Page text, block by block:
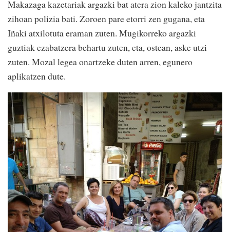
Makazaga kazetariak argazki bat atera zion kaleko jantzita
zihoan polizia bati. Zoroen pare etorri zen gugana, eta
Iñaki atxilotuta eraman zuten. Mugikorreko argazki
guztiak ezabatzera behartu zuten, eta, ostean, aske utzi
zuten. Mozal legea onartzeke duten arren, egunero
aplikatzen dute.